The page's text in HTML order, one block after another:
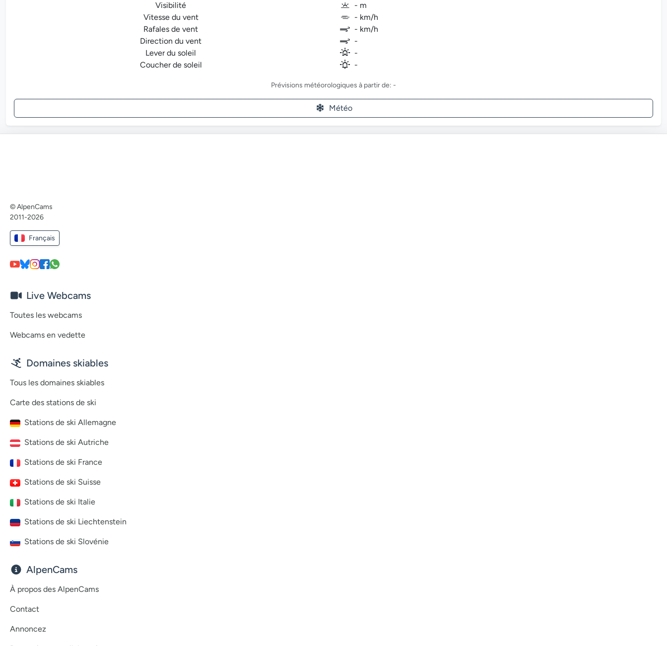
Visibilité
- m
Vitesse du vent
- km/h
Rafales de vent
- km/h
Direction du vent
-
Lever du soleil
-
Coucher de soleil
-
Prévisions météorologiques à partir de: -
Météo
© AlpenCams
2011-2026
Français
Live Webcams
Toutes les webcams
Webcams en vedette
Domaines skiables
Tous les domaines skiables
Carte des stations de ski
Stations de ski Allemagne
Stations de ski Autriche
Stations de ski France
Stations de ski Suisse
Stations de ski Italie
Stations de ski Liechtenstein
Stations de ski Slovénie
AlpenCams
À propos des AlpenCams
Contact
Annoncez